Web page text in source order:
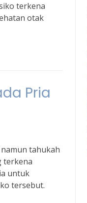
terkena
otak
Pria
tahukah
terkena
untuk
tersebut.